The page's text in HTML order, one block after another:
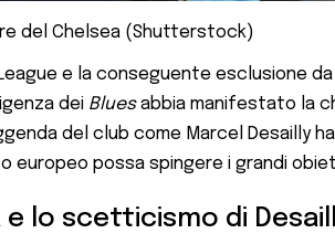
del Chelsea (Shutterstock)
League e la conseguente esclusione
dei Bluesabbia manifestato la
del club come Marcel
europeo possa spingere i grandi
lo scetticismo di